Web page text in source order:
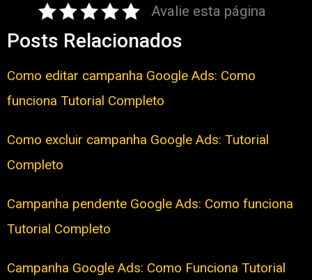
Avalie esta página
Posts Relacionados
Como editar campanha Google Ads: Como
funciona Tutorial Completo
Como excluir campanha Google Ads: Tutorial
Completo
Campanha pendente Google Ads: Como funciona
Tutorial Completo
Campanha Google Ads: Como Funciona Tutorial